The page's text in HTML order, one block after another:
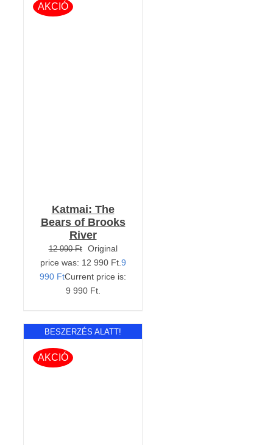
AKCIÓ
Katmai: The
Bears of Brooks
River
12 990Ft
Original
price was: 12 990 Ft. 9
990 FtCurrent price is:
9 990 Ft.
BESZERZÉS ALATT!
AKCIÓ